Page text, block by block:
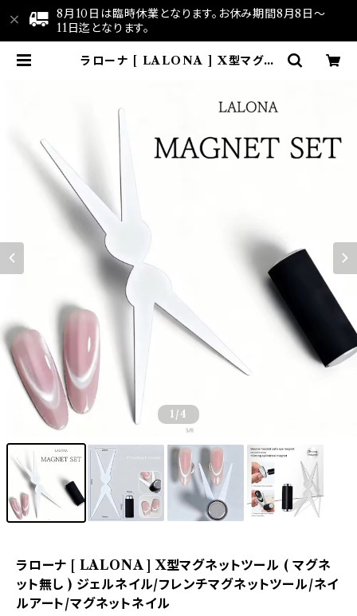
8月10日は臨時休業となります。お休み期間8月8日～
11日迄となります。
ラローナ [ LALONA ] X型マグネ
イルアート/マグネットネイル | LAL
1 /4
ラローナ [ LALONA ] X型マグネットツール ( マグネ
ット無し ) ジェルネイル/フレンチマグネットツール/ネイ
ルアート/マグネットネイル